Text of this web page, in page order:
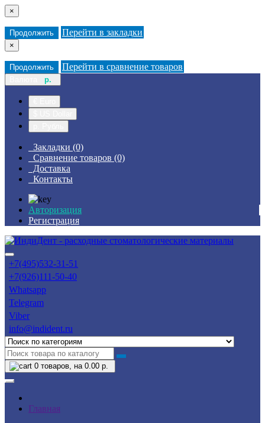
×
Продолжить Перейти в закладки
×
Продолжить Перейти в сравнение товаров
р.
Закладки (0)
Сравнение товаров (0)
Доставка
Контакты
Авторизация
Регистрация
+7(495)532-31-51
+7(926)111-50-40
Whatsapp
Telegram
Viber
info@indident.ru
0 товаров, на 0.00 р.
Главная